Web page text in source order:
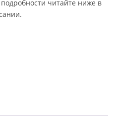
читайте ниже в